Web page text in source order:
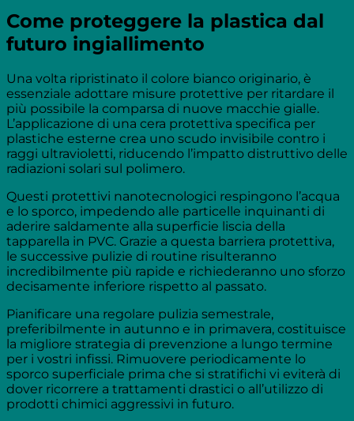
Come proteggere la plastica dal
futuro ingiallimento
Una volta ripristinato il colore bianco originario, è
essenziale adottare misure protettive per ritardare il
più possibile la comparsa di nuove macchie gialle.
L’applicazione di una cera protettiva specifica per
plastiche esterne crea uno scudo invisibile contro i
raggi ultravioletti, riducendo l’impatto distruttivo delle
radiazioni solari sul polimero.
Questi protettivi nanotecnologici respingono l’acqua
e lo sporco, impedendo alle particelle inquinanti di
aderire saldamente alla superficie liscia della
tapparella in PVC. Grazie a questa barriera protettiva,
le successive pulizie di routine risulteranno
incredibilmente più rapide e richiederanno uno sforzo
decisamente inferiore rispetto al passato.
Pianificare una regolare pulizia semestrale,
preferibilmente in autunno e in primavera, costituisce
la migliore strategia di prevenzione a lungo termine
per i vostri infissi. Rimuovere periodicamente lo
sporco superficiale prima che si stratifichi vi eviterà di
dover ricorrere a trattamenti drastici o all’utilizzo di
prodotti chimici aggressivi in futuro.